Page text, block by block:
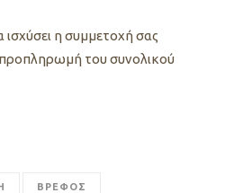
ισχύσει η συμμετοχή σας
προπληρωμή του συνολικού
ΒΡΕΦΟΣ